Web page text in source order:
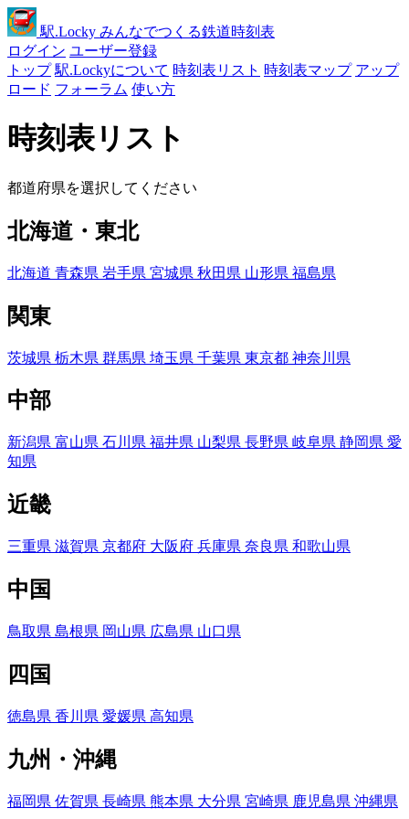
駅.Locky みんなでつくる鉄道時刻表
ログイン ユーザー登録
トップ 駅.Lockyについて 時刻表リスト 時刻表マップ アップ
ロード フォーラム 使い方
時刻表リスト
都道府県を選択してください
北海道・東北
北海道 青森県 岩手県 宮城県 秋田県 山形県 福島県
関東
茨城県 栃木県 群馬県 埼玉県 千葉県 東京都 神奈川県
中部
新潟県 富山県 石川県 福井県 山梨県 長野県 岐阜県 静岡県 愛
知県
近畿
三重県 滋賀県 京都府 大阪府 兵庫県 奈良県 和歌山県
中国
鳥取県 島根県 岡山県 広島県 山口県
四国
徳島県 香川県 愛媛県 高知県
九州・沖縄
福岡県 佐賀県 長崎県 熊本県 大分県 宮崎県 鹿児島県 沖縄県